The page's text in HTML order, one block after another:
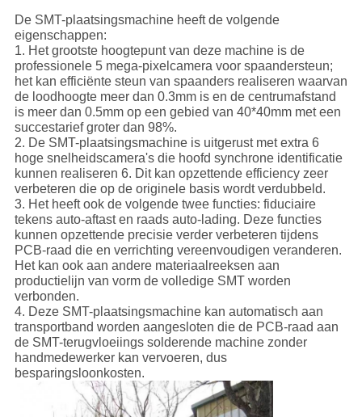
De SMT-plaatsingsmachine heeft de volgende
eigenschappen:
1. Het grootste hoogtepunt van deze machine is de
professionele 5 mega-pixelcamera voor spaandersteun;
het kan efficiënte steun van spaanders realiseren waarvan
de loodhoogte meer dan 0.3mm is en de centrumafstand
is meer dan 0.5mm op een gebied van 40*40mm met een
succestarief groter dan 98%.
2. De SMT-plaatsingsmachine is uitgerust met extra 6
hoge snelheidscamera's die hoofd synchrone identificatie
kunnen realiseren 6. Dit kan opzettende efficiency zeer
verbeteren die op de originele basis wordt verdubbeld.
3. Het heeft ook de volgende twee functies: fiduciaire
tekens auto-aftast en raads auto-lading. Deze functies
kunnen opzettende precisie verder verbeteren tijdens
PCB-raad die en verrichting vereenvoudigen veranderen.
Het kan ook aan andere materiaalreeksen aan
productielijn van vorm de volledige SMT worden
verbonden.
4. Deze SMT-plaatsingsmachine kan automatisch aan
transportband worden aangesloten die de PCB-raad aan
de SMT-terugvloeiings solderende machine zonder
handmedewerker kan vervoeren, dus
besparingsloonkosten.